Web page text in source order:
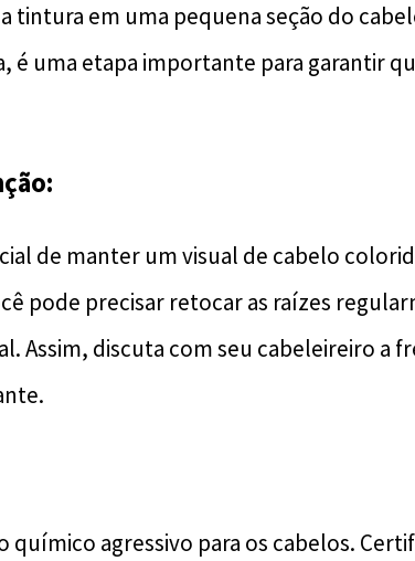
tintura em uma pequena seção do
é uma etapa importante para garantir
de manter um visual de cabelo
pode precisar retocar as raízes
Assim, discuta com seu cabeleireiro a
químico agressivo para os cabelos.